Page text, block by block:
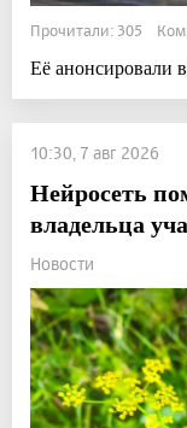
Прочитали: 305
Её анонсировали
10:30, 7 авг 2026
Нейросеть
владельца
Новости